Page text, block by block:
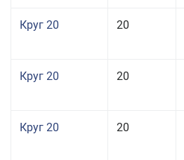
Круг 20 20
Круг 20 20
Круг 20 20